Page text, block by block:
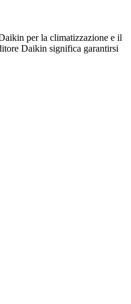
per la climatizzazione e il
Daikin significa garantirsi